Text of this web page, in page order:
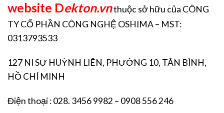
website Dekton.vnthuộc sở hữu của CÔNG
TY CỔ PHẦN CÔNG NGHỆ OSHIMA – MST:
0313793533
127 NI SƯ HUỲNH LIÊN, PHƯỜNG 10, TÂN BÌNH,
HỒ CHÍ MINH
Điện thoại : 028. 3456 9982 – 0908 556 246